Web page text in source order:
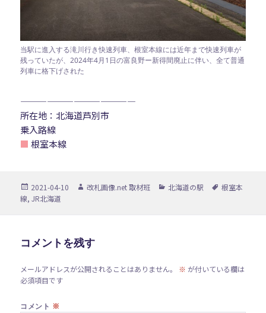
当駅に進入する滝川行き快速列車、根室本線には近年まで快速列車が
残っていたが、2024年4月1日の富良野ー新得間廃止に伴い、全て普通
列車に格下げされた
—————————————
所在地：北海道芦別市
乗入路線
■根室本線
投
稿
2021-04-10
作
改札画像.net 取材班
カ
北海道の駅
タ
根室本
線,JR北海道
コメントを残す
メールアドレスが公開されることはありません。 ※ が付いている欄は
必須項目です
コメント ※